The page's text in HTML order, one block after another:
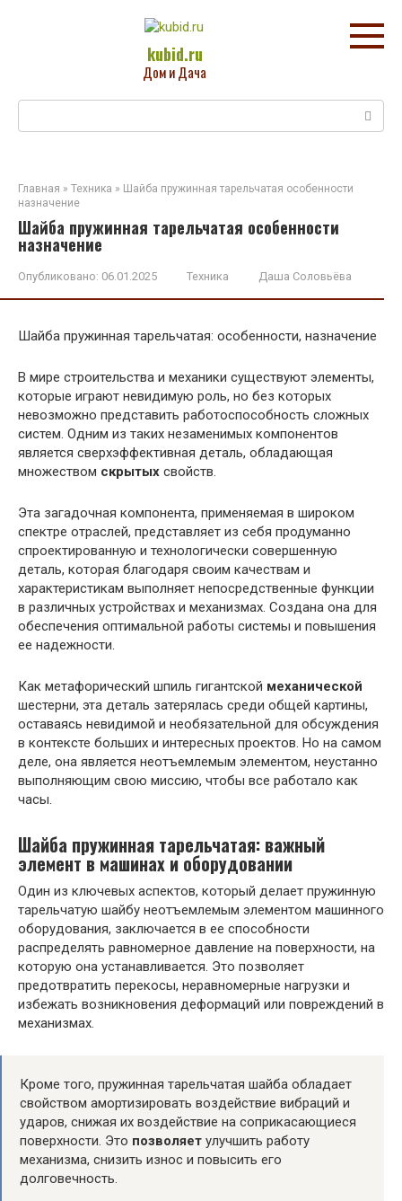
kubid.ru
Дом и Дача
Главная » Техника » Шайба пружинная тарельчатая особенности
назначение
Шайба пружинная тарельчатая особенности
назначение
Опубликовано: 06.01.2025 Техника Даша Соловьёва
Шайба пружинная тарельчатая: особенности, назначение
В мире строительства и механики существуют элементы,
которые играют невидимую роль, но без которых
невозможно представить работоспособность сложных
систем. Одним из таких незаменимых компонентов
является сверхэффективная деталь, обладающая
множеством скрытых свойств.
Эта загадочная компонента, применяемая в широком
спектре отраслей, представляет из себя продуманно
спроектированную и технологически совершенную
деталь, которая благодаря своим качествам и
характеристикам выполняет непосредственные функции
в различных устройствах и механизмах. Создана она для
обеспечения оптимальной работы системы и повышения
ее надежности.
Как метафорический шпиль гигантской механической
шестерни, эта деталь затерялась среди общей картины,
оставаясь невидимой и необязательной для обсуждения
в контексте больших и интересных проектов. Но на самом
деле, она является неотъемлемым элементом, неустанно
выполняющим свою миссию, чтобы все работало как
часы.
Шайба пружинная тарельчатая: важный
элемент в машинах и оборудовании
Один из ключевых аспектов, который делает пружинную
тарельчатую шайбу неотъемлемым элементом машинного
оборудования, заключается в ее способности
распределять равномерное давление на поверхности, на
которую она устанавливается. Это позволяет
предотвратить перекосы, неравномерные нагрузки и
избежать возникновения деформаций или повреждений в
механизмах.
Кроме того, пружинная тарельчатая шайба обладает
свойством амортизировать воздействие вибраций и
ударов, снижая их воздействие на соприкасающиеся
поверхности. Это позволяет улучшить работу
механизма, снизить износ и повысить его
долговечность.